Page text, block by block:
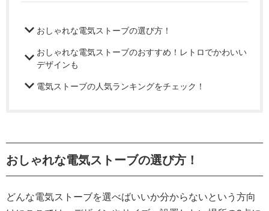
おしゃれな電気ストーブの選び方！
おしゃれな電気ストーブのおすすめ！レトロでかわいい
デザインも
電気ストーブの人気ランキングをチェック！
おしゃれな電気ストーブの選び方！
どんな電気ストーブを選べばいいか分からないという方向